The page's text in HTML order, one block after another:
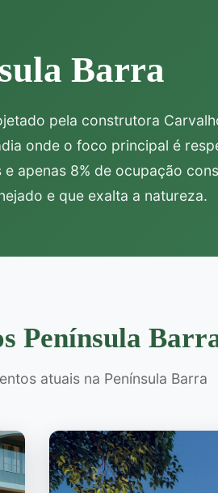
Barra
pela construtora
onde o foco principal é
apenas 8% de ocupação
e que exalta a natureza.
Península
atuais na Península Barra